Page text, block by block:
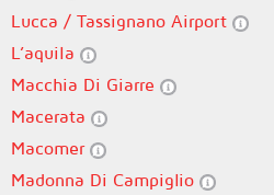
Lucca / Tassignano Airport
L’aquila
Macchia Di Giarre
Macerata
Macomer
Madonna Di Campiglio